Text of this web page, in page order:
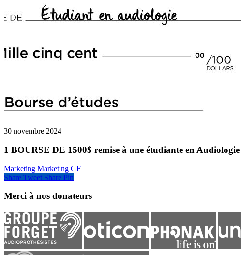
30 novembre 2024
1 BOURSE DE 1500$ remise à une étudiante en Audiologie
Marketing Marketing GF
Share Tweet Share Pin
Merci à nos donateurs